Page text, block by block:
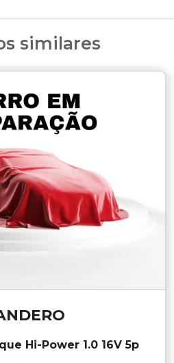
similares
Hi-Power 1.0 16V 5p